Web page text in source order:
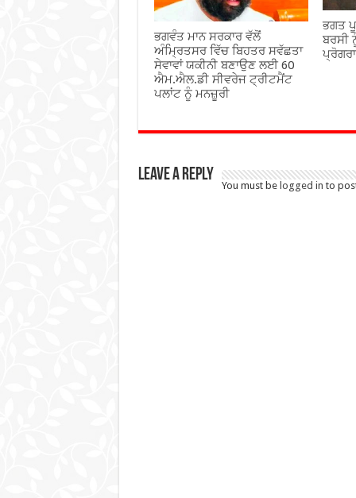
ਭਗਵੰਤ ਮਾਨ ਸਰਕਾਰ ਵੱਲੋਂ
ਅੰਮ੍ਰਿਤਸਰ ਵਿੱਚ ਬਿਹਤਰ ਸਵੱਛਤਾ
ਸੇਵਾਵਾਂ ਯਕੀਨੀ ਬਣਾਉਣ ਲਈ 60
ਐਮ.ਐਲ.ਡੀ ਸੀਵਰੇਜ ਟ੍ਰੀਟਮੈਂਟ
ਪਲਾਂਟ ਨੂੰ ਮਨਜ਼ੂਰੀ
ਭਗਤ
ਬਰਸੀ
Leave a Reply
You must be logged in to